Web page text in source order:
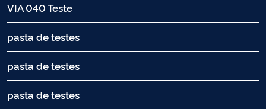
VIA 040 Teste
pasta de testes
pasta de testes
pasta de testes